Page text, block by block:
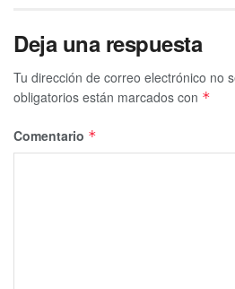
Deja una respuesta
Tu dirección de correo electrónico no
obligatorios están marcados con *
Comentario *